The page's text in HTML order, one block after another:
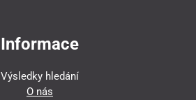
Informace
Výsledky hledání
O nás